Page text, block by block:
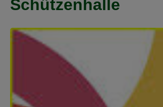
Schützenhalle